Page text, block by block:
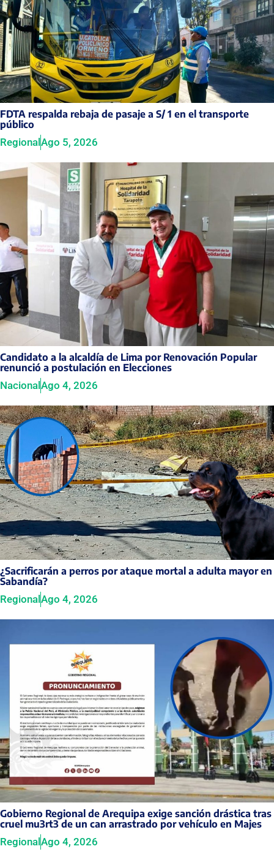
FDTA respalda rebaja de pasaje a S/ 1 en el transporte
público
RegionalAgo 5, 2026
Candidato a la alcaldía de Lima por Renovación Popular
renunció a postulación en Elecciones
Nacional Ago 4, 2026
¿Sacrificarán a perros por ataque mortal a adulta mayor en
Sabandía?
Regional Ago 4, 2026
Gobierno Regional de Arequipa exige sanción drástica tras
cruel mu3rt3 de un can arrastrado por vehículo en Majes
RegionalAgo 4, 2026